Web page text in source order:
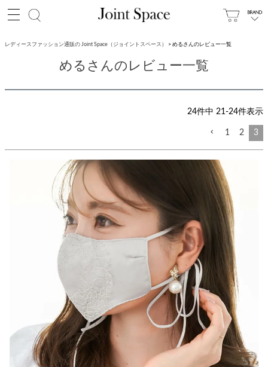
レディースファッション通販の Joint Space（ジョイントスペース） めるさんのレビュー一覧
めるさんのレビュー一覧
24件中 21-24件表示
1 2 3